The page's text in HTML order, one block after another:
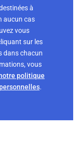
à
aucun cas
vous
sur les
dans chacun
vous
politique
.